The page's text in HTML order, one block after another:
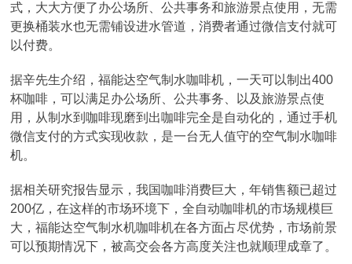
式，大大方便了办公场所、公共事务和旅游景点使用，无需
更换桶装水也无需铺设进水管道，消费者通过微信支付就可
以付费。
据辛先生介绍，福能达空气制水咖啡机，一天可以制出400
杯咖啡，可以满足办公场所、公共事务、以及旅游景点使
用，从制水到咖啡现磨到出咖啡完全是自动化的，通过手机
微信支付的方式实现收款，是一台无人值守的空气制水咖啡
机。
据相关研究报告显示，我国咖啡消费巨大，年销售额已超过
200亿，在这样的市场环境下，全自动咖啡机的市场规模巨
大，福能达空气制水机咖啡机在各方面占尽优势，市场前景
可以预期情况下，被高交会各方高度关注也就顺理成章了。